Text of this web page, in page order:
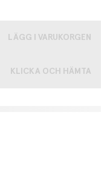
LÄGG I VARUKORGEN
KLICKA OCH HÄMTA